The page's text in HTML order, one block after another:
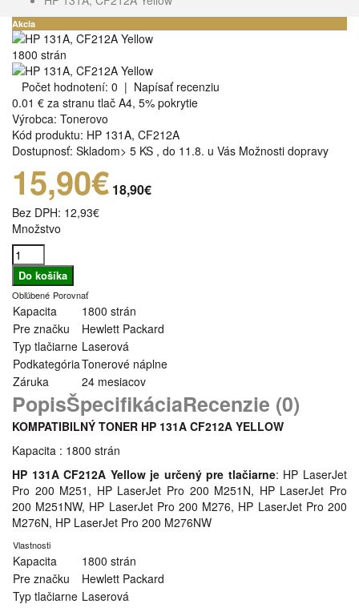
Akcia
1800 strán
Počet hodnotení: 0 | Napísať recenziu
0.01 € za stranu tlač A4, 5% pokrytie
Výrobca: Tonerovo
Kód produktu: HP 131A, CF212A
Dostupnosť: Skladom> 5 KS , do 11.8. u Vás Možnosti dopravy
15,90€ 18,90€
Bez DPH: 12,93€
Množstvo
Obľúbené Porovnať
Kapacita
1800 strán
Pre značku
Hewlett Packard
Typ tlačiarne Laserová
PodkategóriaTonerové náplne
Záruka
24 mesiacov
PopisŠpecifikáciaRecenzie (0)
KOMPATIBILNÝ TONER HP 131A CF212A YELLOW
Kapacita : 1800 strán
HP 131A CF212A Yellow je určený pre tlačiarne: HP LaserJet
Pro 200 M251, HP LaserJet Pro 200 M251N, HP LaserJet Pro
200 M251NW, HP LaserJet Pro 200 M276, HP LaserJet Pro 200
M276N, HP LaserJet Pro 200 M276NW
Vlastnosti
Kapacita
1800 strán
Pre značku
Hewlett Packard
Typ tlačiarne Laserová